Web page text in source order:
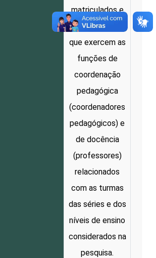
matriculados e
os profissionais
que exercem as
funções de
coordenação
pedagógica
(coordenadores
pedagógicos) e
de docência
(professores)
relacionados
com as turmas
das séries e dos
níveis de ensino
considerados na
pesquisa.